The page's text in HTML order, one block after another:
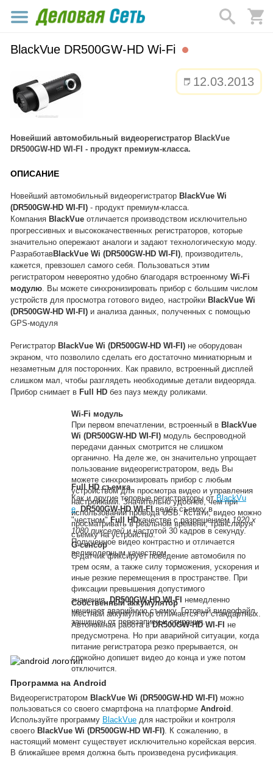
BlackVue DR500GW-HD Wi-Fi
12.03.2013
Новейший автомобильный видеорегистратор BlackVue
DR500GW-HD WI-FI - продукт премиум-класса.
ОПИСАНИЕ
Новейший автомобильный видеорегистратор BlackVue Wi
(DR500GW-HD WI-FI) - продукт премиум-класса.
Компания BlackVue отличается производством исключительно
прогрессивных и высококачественных регистраторов, которые
значительно опережают аналоги и задают технологическую моду.
РазработавBlackVue Wi (DR500GW-HD WI-FI), производитель,
кажется, превзошел самого себя. Пользоваться этим
регистратором невероятно удобно благодаря встроенному Wi-Fi
модулю. Вы можете синхронизировать прибор с большим числом
устройств для просмотра готового видео, настройки BlackVue Wi
(DR500GW-HD WI-FI) и анализа данных, полученных с помощью
GPS-модуля
Регистратор BlackVue Wi (DR500GW-HD WI-FI) не оборудован
экраном, что позволило сделать его достаточно миниатюрным и
незаметным для посторонних. Как правило, встроенный дисплей
слишком мал, чтобы разглядеть необходимые детали видеоряда.
Прибор снимает в Full HD без пауз между роликами.
Wi-Fi модуль
При первом впечатлении, встроенный в BlackVue
Wi (DR500GW-HD WI-FI) модуль беспроводной
передачи данных смотрится не слишком
органично. На деле же, он значительно упрощает
пользование видеорегистратором, ведь Вы
можете синхронизировать прибор с любым
устройством для просмотра видео и управления
настройками. Значительно удобнее, чем при
использовании провода USB. Кстати, видео можно
просматривать в реальном времени, транслируя
съемку на устройство.
Full HD съемка
Как и другие топовые регистраторы отBlackVu
e,DR500GW-HD WI-FIведёт съемку в
"честном"Full HDкачестве с разрешением 1920 x
1080 пикселейи частотой 30 кадров в секунду.
Полученное видео контрастно и отличается
великолепным качеством.
G-сенсор
G-датчик фиксирует поведение автомобиля по
трем осям, а также силу торможения, ускорения и
иные резкие перемещения в пространстве. При
фиксации превышения допустимого
значения,DR500GW-HD WI-FI немедленно
начинает аварийную съемку. Готовый видеофайл
защищен от перезаписи и стирания.
Собственный аккумулятор
Местный аккумулятор отличается от стандартных.
Автономная работа вDR500GW-HD WI-FI не
предусмотрена. Но при аварийной ситуации, когда
питание регистратора резко прерывается, он
спокойно допишет видео до конца и уже потом
отключится.
Программа на Android
Видеорегистратором BlackVue Wi (DR500GW-HD WI-FI) можно
пользоваться со своего смартфона на платформе Android .
Используйте программу BlackVue для настройки и контроля
своего BlackVue Wi (DR500GW-HD WI-FI). К сожалению, в
настоящий момент существует исключительно корейская версия.
В ближайшее время должна быть произведена русификация.